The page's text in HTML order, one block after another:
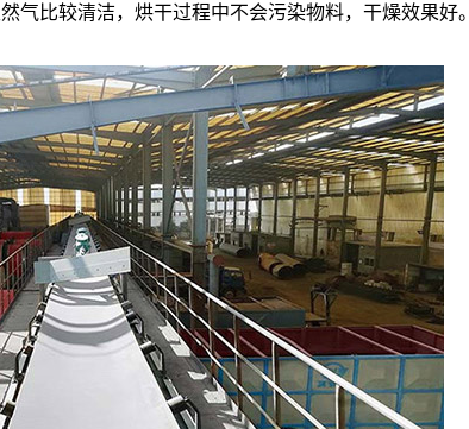
气比较清洁，烘干过程中不会污染物料，干燥效果好。